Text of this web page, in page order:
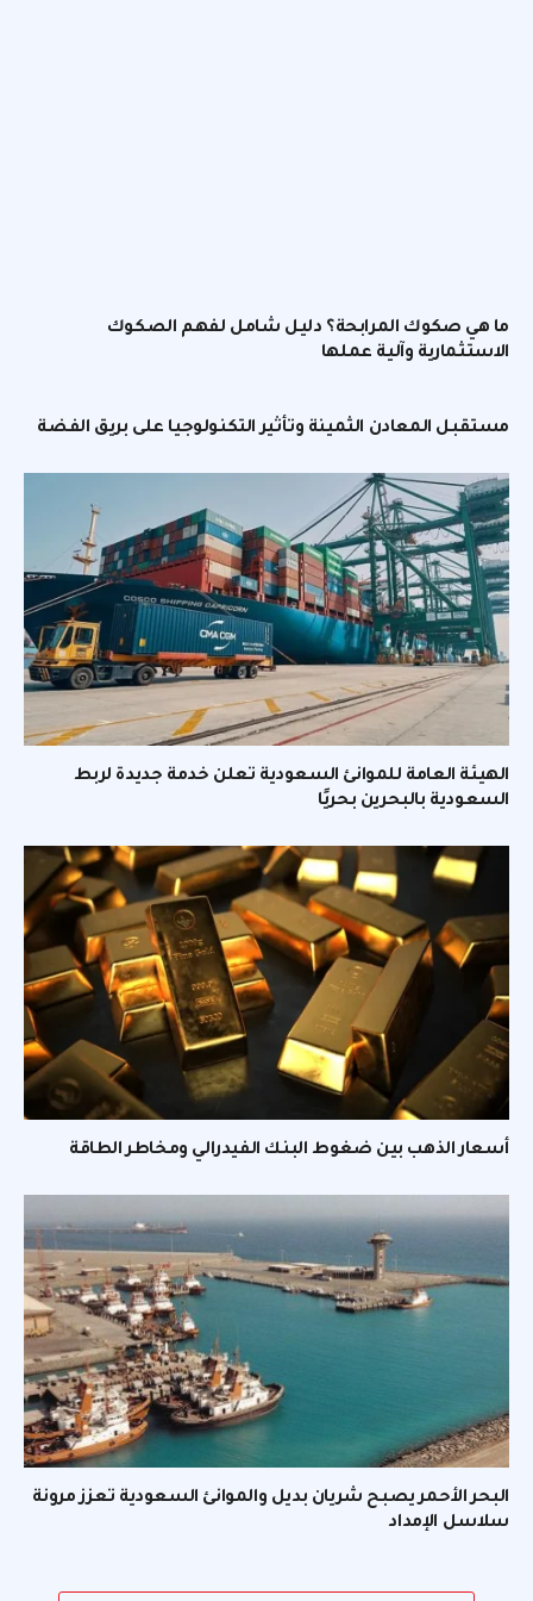
ما هي صكوك المرابحة؟ دليل شامل لفهم الصكوك
الاستثمارية وآلية عملها
مستقبل المعادن الثمينة وتأثير التكنولوجيا على بريق الفضة
الهيئة العامة للموانئ السعودية تعلن خدمة جديدة لربط
السعودية بالبحرين بحريًا
أسعار الذهب بين ضغوط البنك الفيدرالي ومخاطر الطاقة
البحر الأحمر يصبح شريان بديل والموانئ السعودية تعزز مرونة
سلاسل الإمداد